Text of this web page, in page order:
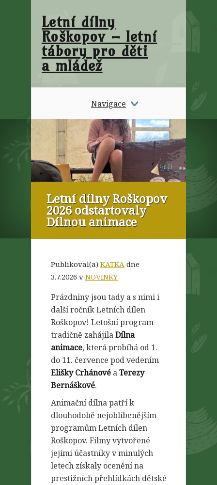
Letní dílny
Roškopov – letní
tábory pro děti
a mládež
Navigace
Letní dílny Roškopov
2026 odstartovaly
Dílnou animace
Publikoval(a) KATKA dne
3.7.2026 v NOVINKY
Prázdniny jsou tady a s nimi i
další ročník Letních dílen
Roškopov! Letošní program
tradičně zahájilaDílna
animace, která probíhá od 1.
do 11. července pod vedením
Elišky Crhánové aTerezy
Bernáškové.
Animační dílna patří k
dlouhodobě nejoblíbenějším
programům Letních dílen
Roškopov. Filmy vytvořené
jejími účastníky v minulých
letech získaly ocenění na
prestižních přehlídkách dětské